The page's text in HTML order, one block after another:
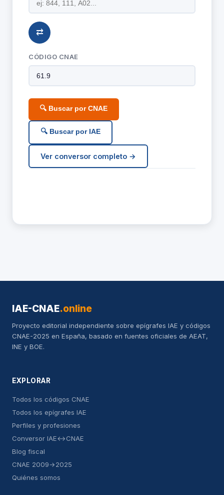
⇄
CÓDIGO CNAE
🔍 Buscar por CNAE
🔍 Buscar por IAE
Ver conversor completo →
IAE-CNAE.online
Proyecto editorial independiente sobre epígrafes IAE y códigos
CNAE-2025 en España, basado en fuentes oficiales de AEAT,
INE y BOE.
EXPLORAR
Todos los códigos CNAE
Todos los epígrafes IAE
Perfiles y profesiones
Conversor IAE↔CNAE
Blog fiscal
CNAE 2009→2025
Quiénes somos